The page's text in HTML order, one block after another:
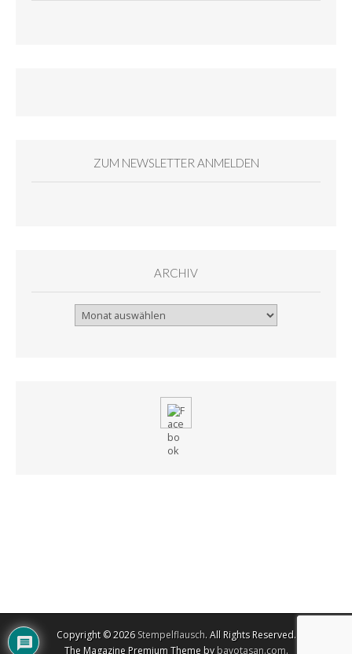
ZUM NEWSLETTER ANMELDEN
ARCHIV
Archiv
Copyright © 2026Stempelflausch. All Rights Reserved.
The Magazine Premium Theme bybavotasan.com.